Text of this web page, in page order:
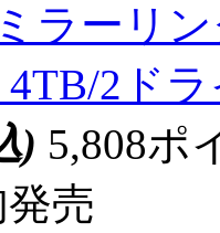
ラーリ
4TB/2ド
) 5,808ポ
売